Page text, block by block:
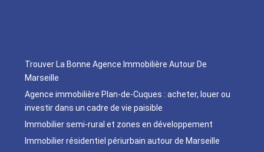
Trouver La Bonne Agence Immobilière Autour De
Marseille
Agence immobilière Plan-de-Cuques : acheter, louer ou
investir dans un cadre de vie paisible
Immobilier semi-rural et zones en développement
Immobilier résidentiel périurbain autour de Marseille